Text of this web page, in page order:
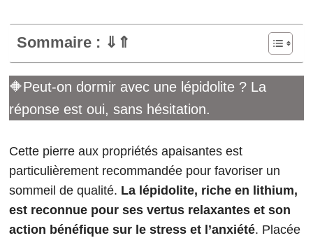
Sommaire : ⇓⇑
🔶Peut-on dormir avec une lépidolite ? La
réponse est oui, sans hésitation.
Cette pierre aux propriétés apaisantes est
particulièrement recommandée pour favoriser un
sommeil de qualité. La lépidolite, riche en lithium,
est reconnue pour ses vertus relaxantes et son
action bénéfique sur le stress et l’anxiété. Placée